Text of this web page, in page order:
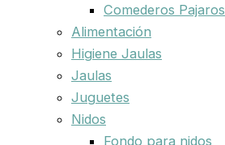
Comederos Pajaros
Alimentación
Higiene Jaulas
Jaulas
Juguetes
Nidos
Fondo para nidos